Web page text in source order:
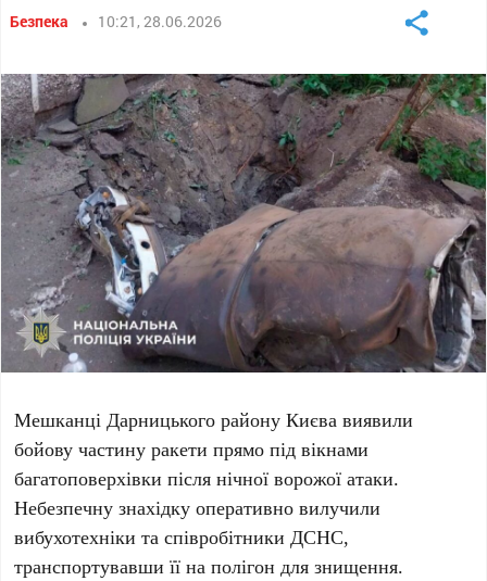
Безпека 10:21, 28.06.2026
МешканціДарницького району Києва виявили
бойову частину ракети прямо під вікнами
багатоповерхівки після нічної ворожої атаки.
Небезпечну знахідку оперативно вилучили
вибухотехніки та співробітникиДСНС,
транспортувавши її на полігон для знищення.